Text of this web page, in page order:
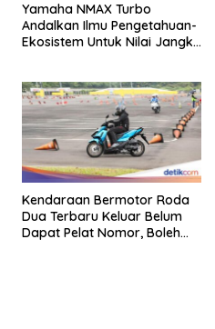
Yamaha NMAX Turbo
Andalkan Ilmu Pengetahuan-
Ekosistem Untuk Nilai Jangka
Kendaraan Bermotor Roda
Dua Terbaru Keluar Belum
Dapat Pelat Nomor, Boleh